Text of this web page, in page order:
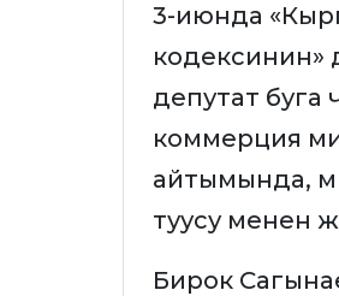
3-июнда
кодексинин»
депутат
коммерция
айтымында,
туусу менен
Бирок